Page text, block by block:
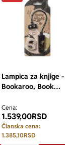
Lampica za knjige -
Bookaroo, Book
Cena:
1.539,00RSD
Članska cena:
1.385,10RSD